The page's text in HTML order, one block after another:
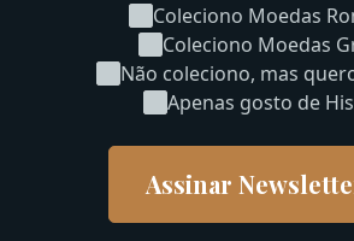
Coleciono Moedas
Coleciono Moedas
Não coleciono, mas
Apenas gosto de
Assinar